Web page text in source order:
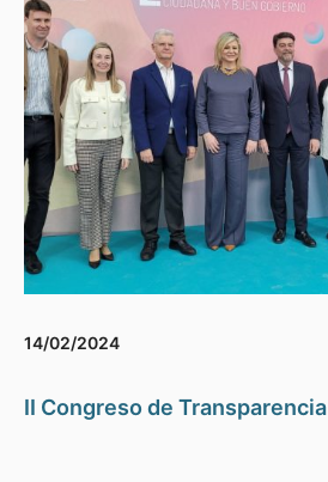
14/02/2024
II Congreso de Transparencia